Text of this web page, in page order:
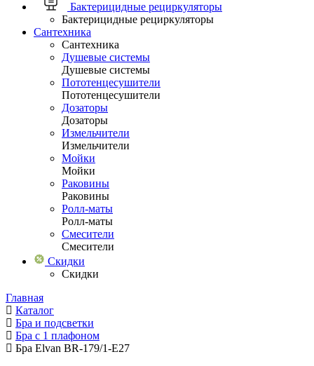
Бактерицидные рециркуляторы
Бактерицидные рециркуляторы
Сантехника
Сантехника
Душевые системы
Душевые системы
Пототенцесушители
Пототенцесушители
Дозаторы
Дозаторы
Измельчители
Измельчители
Мойки
Мойки
Раковины
Раковины
Ролл-маты
Ролл-маты
Смесители
Смесители
Скидки
Скидки
Главная
Каталог
Бра и подсветки
Бра с 1 плафоном
Бра Elvan BR-179/1-E27